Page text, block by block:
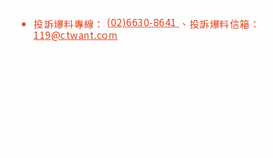
投訴爆料專線： (02)6630-8641 、投訴爆料信箱：
119@ctwant.com